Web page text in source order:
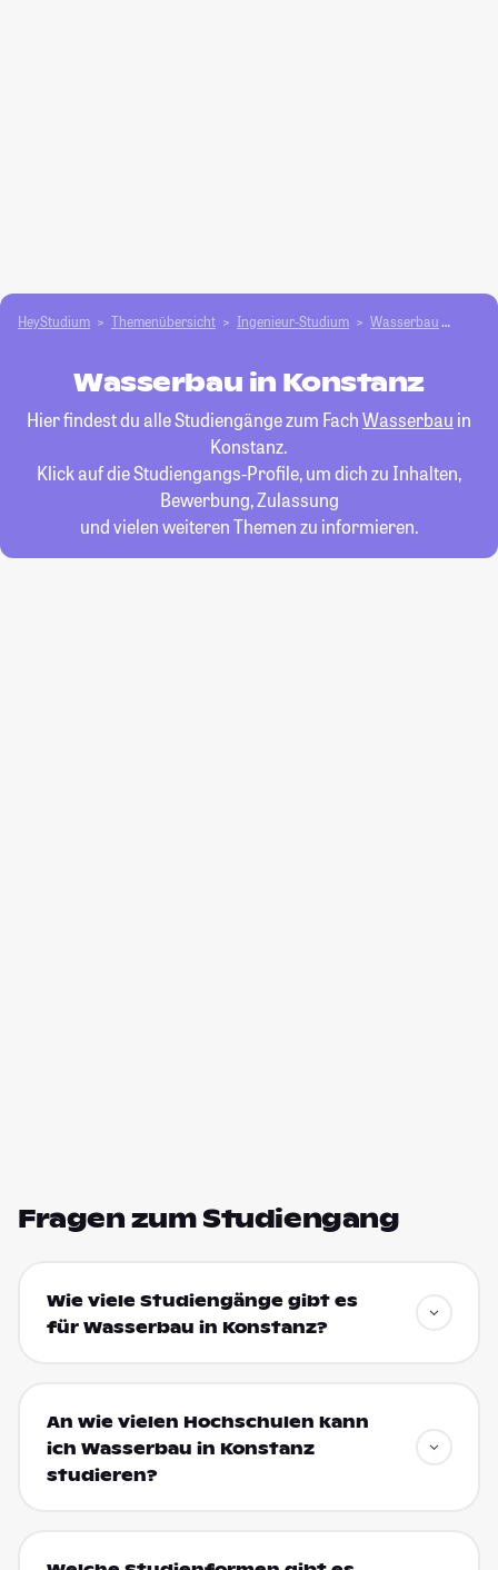
HeyStudium Themenübersicht Ingenieur-Studium Wasserbau
Wasserbau in Konstanz
Hier findest du alle Studiengänge zum FachWasserbau in
Konstanz.
Klick auf die Studiengangs-Profile, um dich zu Inhalten,
Bewerbung, Zulassung
und vielen weiteren Themen zu informieren.
Fragen zum Studiengang
Wie viele Studiengänge gibt es
für Wasserbau in Konstanz?
An wie vielen Hochschulen kann
ich Wasserbau in Konstanz
studieren?